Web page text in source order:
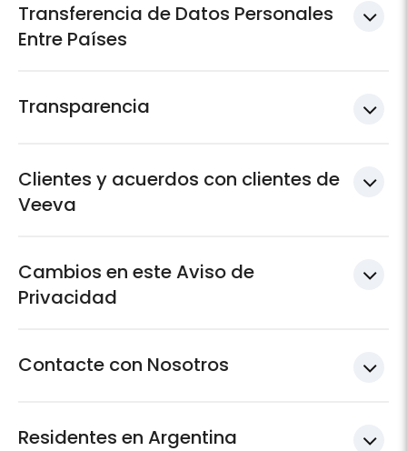
Transferencia de Datos Personales
Entre Países
Transparencia
Clientes y acuerdos con clientes de
Veeva
Cambios en este Aviso de
Privacidad
Contacte con Nosotros
Residentes en Argentina